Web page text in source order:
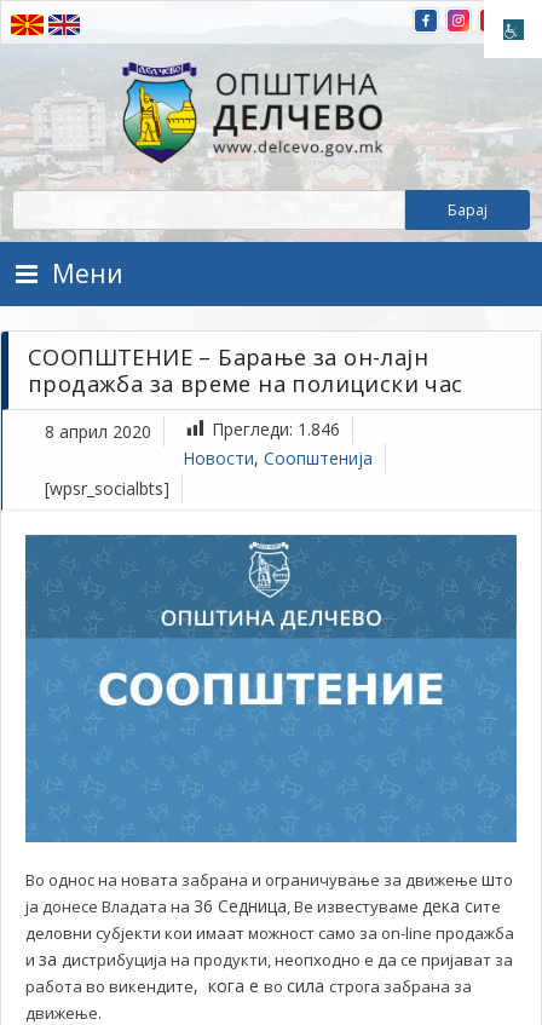
Прескокнете на содржината
Општина Делчево
Општина Делчево
Мени
СООПШТЕНИЕ – Барање за он-лајн
продажба за време на полициски час
8 април 2020 Прегледи: 1.846
Новости, Соопштенија
[wpsr_socialbts]
Во однос на новата забрана и ограничување за движење што
ја донесе Владата на 36 Седница, Ве известуваме дека сите
деловни субјекти кои имаат можност само за on-line продажба
и за дистрибуција на продукти, неопходно е да се пријават за
работа во викендите, кога е во сила строга забрана за
движење.